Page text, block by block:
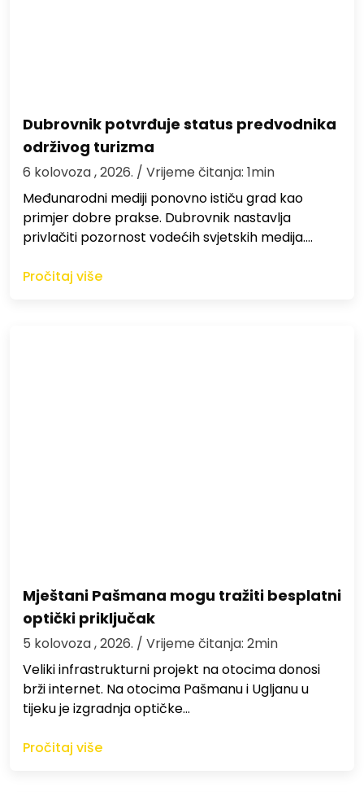
Dubrovnik potvrđuje status predvodnika
održivog turizma
6 kolovoza , 2026. / Vrijeme čitanja: 1min
Međunarodni mediji ponovno ističu grad kao
primjer dobre prakse. Dubrovnik nastavlja
privlačiti pozornost vodećih svjetskih medija.…
Pročitaj više
Mještani Pašmana mogu tražiti besplatni
optički priključak
5 kolovoza , 2026. / Vrijeme čitanja: 2min
Veliki infrastrukturni projekt na otocima donosi
brži internet. Na otocima Pašmanu i Ugljanu u
tijeku je izgradnja optičke…
Pročitaj više